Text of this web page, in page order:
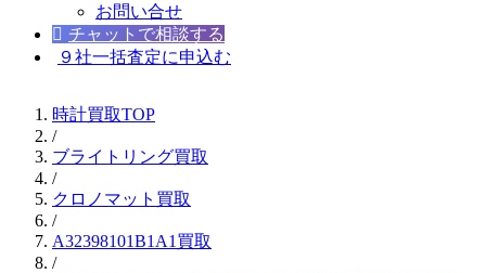
お問い合せ
チャットで相談する
９社一括査定に申込む
時計買取TOP
/
ブライトリング買取
/
クロノマット買取
/
A32398101B1A1買取
/